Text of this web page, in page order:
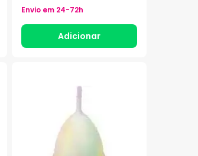
Envio em 24-72h
Adicionar